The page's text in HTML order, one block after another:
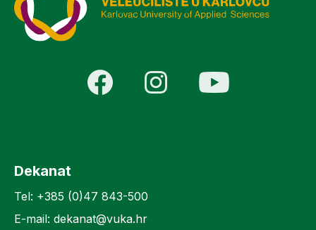
Dekanat
Tel: +385 (0)47 843-500
E-mail: dekanat@vuka.hr